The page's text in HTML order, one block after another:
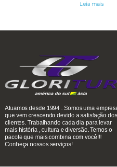
Leia mais
Atuamos desde 1994 . Somos uma
que vem crescendo devido a satisfação dos
clientes. Trabalhando cada dia para levar
mais história , cultura e diversão. Temos o
pacote que mais combina com você!!!
Conheça nossos serviços!